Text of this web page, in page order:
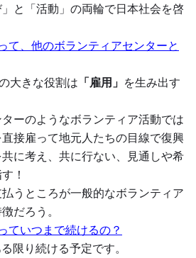
と「活動」の両輪で日本社会を啓
て、他のボランティアセンターと
大きな役割は 「雇用」 を生み出す
ーのようなボランティア活動では
接雇って地元人たちの目線で復興
に考え、共に行ない、見通しや希
！
うところが一般的なボランティア
だろう。
ていつまで続けるの？
限り続ける予定です。